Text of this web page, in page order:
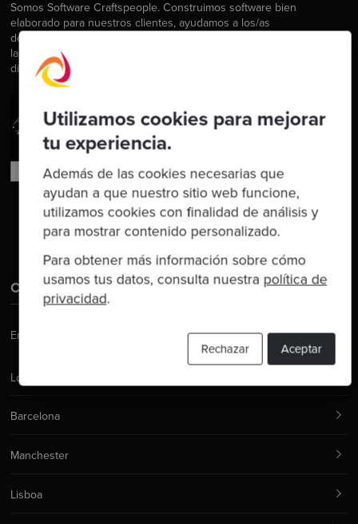
Utilizamos cookies para mejorar
tu experiencia.
Además de las cookies necesarias que
ayudan a que nuestro sitio web funcione,
utilizamos cookies con finalidad de análisis y
para mostrar contenido personalizado.
Para obtener más información sobre cómo
usamos tus datos, consulta nuestra política de
privacidad.
Aceptar
Rechazar
Somos Software Craftspeople. Construimos software bien
elaborado para nuestros clientes, ayudamos a los/as
desarrolladores/as a mejorar en su oficio a través de la formación,
la orientación y la tutoría. Ayudamos a las empresas a mejorar en la
distribución de software.
Contáctanos
Email:
Londres
Barcelona
Manchester
Lisboa